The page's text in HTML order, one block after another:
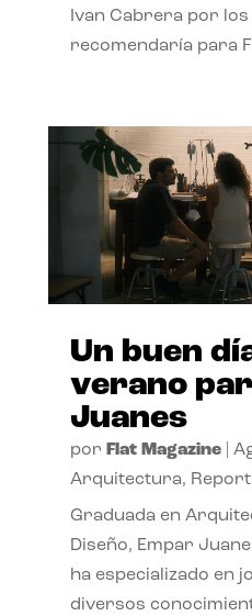
Ivan Cabrera por
recomendaría para
Un buen
verano
Juanes
por Flat Magazine|
Arquitectura,
Graduada en
Diseño, Empar
ha especializado en
diversos